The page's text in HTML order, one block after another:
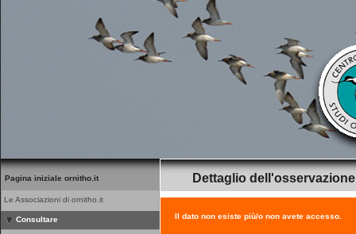
Pagina iniziale ornitho.it
Le Associazioni di ornitho.it
Consultare
Dettaglio dell'osservazione
Il dato non esiste più/o non avete accesso.